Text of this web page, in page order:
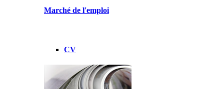
Marché de l'emploi
CV